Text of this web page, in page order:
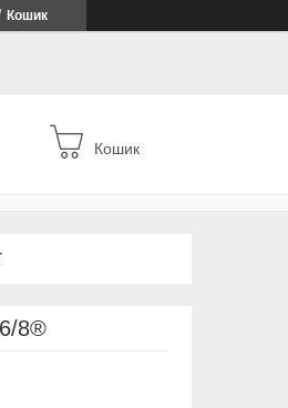
Кошик
Кошик
8®